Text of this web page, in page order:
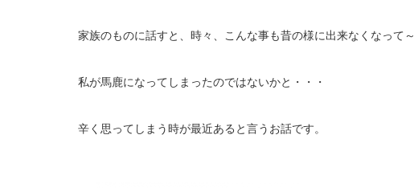
家族のものに話すと、時々、こんな事も昔の様に出来なくなって～
私が馬鹿になってしまったのではないかと・・・
辛く思ってしまう時が最近あると言うお話です。